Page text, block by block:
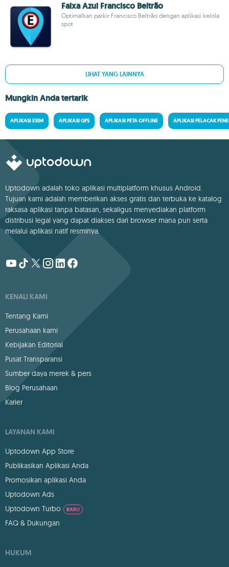
Faixa Azul Francisco Beltrão
Optimalkan parkir Francisco Beltrão dengan aplikasi kelola
spot
LIHAT YANG LAINNYA
Mungkin Anda tertarik
APLIKASI ESIM APLIKASI GPS APLIKASI PETA OFFLINE APLIKASI PELACAK
Uptodown adalah toko aplikasi multiplatform khusus Android.
Tujuan kami adalah memberikan akses gratis dan terbuka ke katalog
raksasa aplikasi tanpa batasan, sekaligus menyediakan platform
distribusi legal yang dapat diakses dari browser mana pun serta
melalui aplikasi natif resminya.
KENALI KAMI
Tentang Kami
Perusahaan kami
Kebijakan Editorial
Pusat Transparansi
Sumber daya merek & pers
Blog Perusahaan
Karier
LAYANAN KAMI
Uptodown App Store
Publikasikan Aplikasi Anda
Promosikan aplikasi Anda
Uptodown Ads
Uptodown Turbo
BARU
FAQ & Dukungan
HUKUM